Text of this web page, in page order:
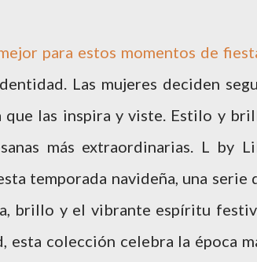
para estos momentos de
Las mujeres deciden
que las inspira y viste. Estilo y
más extraordinarias. L by
temporada navideña, una serie
brillo y el vibrante espíritu
esta colección celebra la época